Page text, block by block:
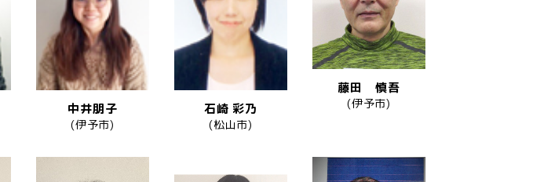
中井朋子
(伊予市)
石崎 彩乃
(松山市)
藤田 慎吾
(伊予市)